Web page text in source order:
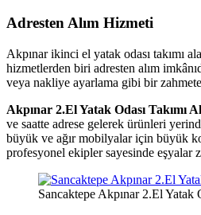
Adresten Alım Hizmeti
Akpınar ikinci el yatak odası takımı
hizmetlerden biri adresten alım
veya nakliye ayarlama gibi bir
Akpınar 2.El Yatak Odası Takımı
ve saatte adrese gelerek ürünleri
büyük ve ağır mobilyalar için büyük
profesyonel ekipler sayesinde eşyalar
Sancaktepe Akpınar 2.El Yatak